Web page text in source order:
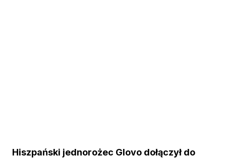
Hiszpański jednorożec Glovo dołączył do